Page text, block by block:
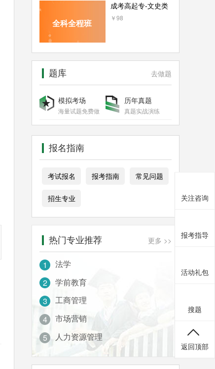
全科全程班
成考高起专-文史类
￥98
题库 去做题
模拟考场
海量试题免费做
历年真题
真题实战演练
报名指南
考试报名 报考指南 常见问题
招生专业
热门专业推荐 更多 >>
1
法学
2
学前教育
3
工商管理
4
市场营销
5
人力资源管理
关注咨询
报考指导
活动礼包
搜题
返回顶部